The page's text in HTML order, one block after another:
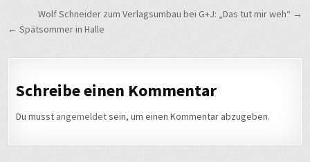
Beitragsnavigation
Wolf Schneider zum Verlagsumbau bei G+J: „Das tut mir weh“ →
← Spätsommer in Halle
Schreibe einen Kommentar
Du musst angemeldetsein, um einen Kommentar abzugeben.